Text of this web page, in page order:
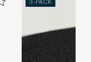
3-PACK